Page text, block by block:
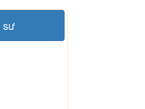
sư